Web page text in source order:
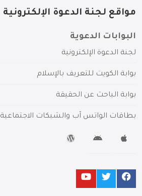
مواقع لجنة الدعوة الإلكترونية
البوابات الدعوية
لجنة الدعوة الإلكترونية
بوابة الكويت للتعريف بالإسلام
بوابة الباحث عن الحقيقة
بطاقات الواتس آب والشبكات الاجتماعية